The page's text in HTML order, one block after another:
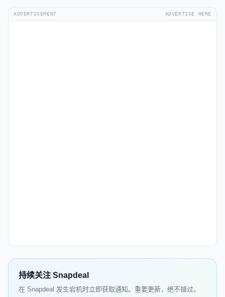
ADVERTISEMENT ADVERTISE HERE
持续关注 Snapdeal
在 Snapdeal 发生宕机时立即获取通知。重要更新，绝不错过。